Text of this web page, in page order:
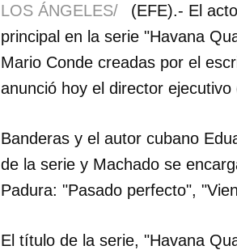
LOS ÁNGELES/
(EFE).- El
principal en la serie "Havana
Mario Conde creadas por el
anunció hoy el director
Banderas y el autor cubano
de la serie y Machado se
Padura: "Pasado perfecto",
El título de la serie, "Havana